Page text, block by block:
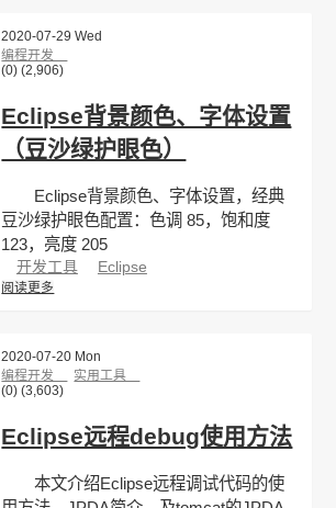
2020-07-29 Wed
编程开发
(0) (2,906)
Eclipse背景颜色、字体设置
（豆沙绿护眼色）
Eclipse背景颜色、字体设置，经典
豆沙绿护眼色配置：色调 85，饱和度
123，亮度 205
开发工具 Eclipse
阅读更多
2020-07-20 Mon
编程开发
实用工具
(0) (3,603)
Eclipse远程debug使用方法
本文介绍Eclipse远程调试代码的使